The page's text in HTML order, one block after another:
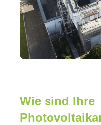
Wie sind Ihre